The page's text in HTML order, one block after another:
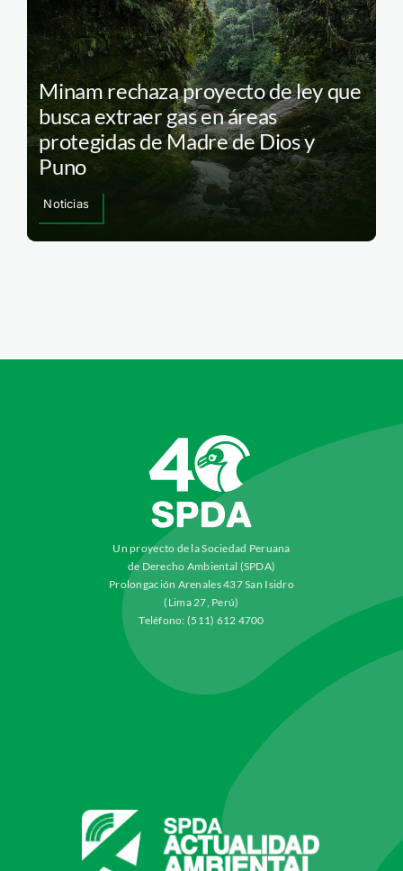
Minam rechaza proyecto de ley que
busca extraer gas en áreas
protegidas de Madre de Dios y
Puno
Noticias
Un proyecto de la Sociedad Peruana
de Derecho Ambiental (SPDA)
Prolongación Arenales 437 San Isidro
(Lima 27, Perú)
Teléfono: (511) 612 4700